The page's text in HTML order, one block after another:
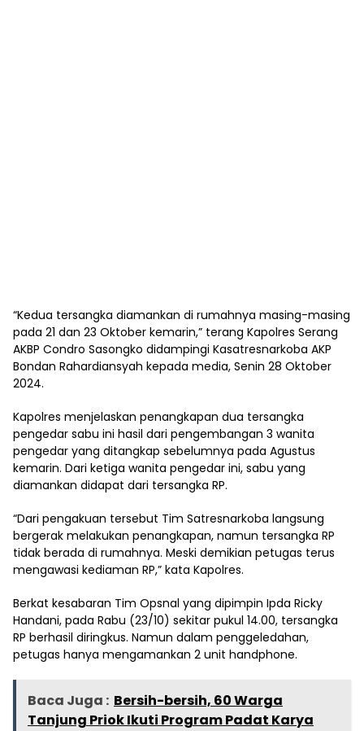
“Kedua tersangka diamankan di rumahnya masing-masing
pada 21 dan 23 Oktober kemarin,” terang Kapolres Serang
AKBP Condro Sasongko didampingi Kasatresnarkoba AKP
Bondan Rahardiansyah kepada media, Senin 28 Oktober
2024.
Kapolres menjelaskan penangkapan dua tersangka
pengedar sabu ini hasil dari pengembangan 3 wanita
pengedar yang ditangkap sebelumnya pada Agustus
kemarin. Dari ketiga wanita pengedar ini, sabu yang
diamankan didapat dari tersangka RP.
“Dari pengakuan tersebut Tim Satresnarkoba langsung
bergerak melakukan penangkapan, namun tersangka RP
tidak berada di rumahnya. Meski demikian petugas terus
mengawasi kediaman RP,” kata Kapolres.
Berkat kesabaran Tim Opsnal yang dipimpin Ipda Ricky
Handani, pada Rabu (23/10) sekitar pukul 14.00, tersangka
RP berhasil diringkus. Namun dalam penggeledahan,
petugas hanya mengamankan 2 unit handphone.
Baca Juga : Bersih-bersih, 60 Warga
Tanjung Priok Ikuti Program Padat Karya